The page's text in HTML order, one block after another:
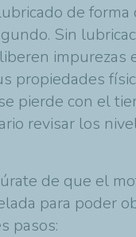
de
Sin
propiedades
pierde con el
revisar los
de que el
para poder
pasos: